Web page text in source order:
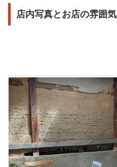
店内写真とお店の雰囲気